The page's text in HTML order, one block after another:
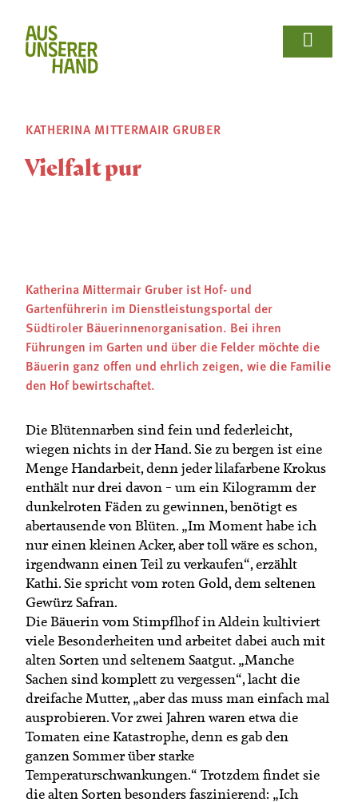


Über uns
Bäuerin des Jahres
Sozialgenossenschaft "Mit Bäuerinnen lernen -
wachsen - leben"
Berichte und Aktuelles
Termine
Mitgliedschaft
Landessekretariat
Für Bäuerinnen

Aus- und Weiterbildung
Reiseangebote

Rezepte
Bastelanleitungen


Termine




Hof- & Gartenführungen

Produktpräsentationen & Verkostungen

Bäuerliche Buffets

Hofgeschichten

KATHERINA MITTERMAIR GRUBER
Vielfalt pur
Katherina Mittermair Gruber ist Hof- und
Gartenführerin im Dienstleistungsportal der
Südtiroler Bäuerinnenorganisation. Bei ihren
Führungen im Garten und über die Felder möchte die
Bäuerin ganz offen und ehrlich zeigen, wie die Familie
den Hof bewirtschaftet.
Die Blütennarben sind fein und federleicht,
wiegen nichts in der Hand. Sie zu bergen ist eine
Menge Handarbeit, denn jeder lilafarbene Krokus
enthält nur drei davon – um ein Kilogramm der
dunkelroten Fäden zu gewinnen, benötigt es
abertausende von Blüten. „Im Moment habe ich
nur einen kleinen Acker, aber toll wäre es schon,
irgendwann einen Teil zu verkaufen“, erzählt
Kathi. Sie spricht vom roten Gold, dem seltenen
Gewürz Safran.
Die Bäuerin vom Stimpflhof in Aldein kultiviert
viele Besonderheiten und arbeitet dabei auch mit
alten Sorten und seltenem Saatgut. „Manche
Sachen sind komplett zu vergessen“, lacht die
dreifache Mutter, „aber das muss man einfach mal
ausprobieren. Vor zwei Jahren waren etwa die
Tomaten eine Katastrophe, denn es gab den
ganzen Sommer über starke
Temperaturschwankungen.“ Trotzdem findet sie
die alten Sorten besonders faszinierend: „Ich